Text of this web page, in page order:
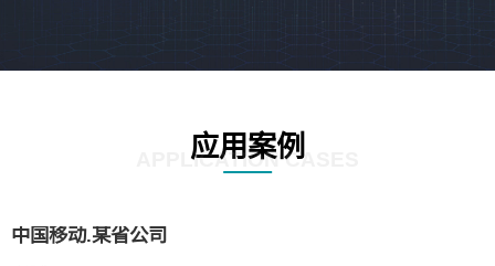
应用案例
APPLICATION CASES
中国移动.某省公司